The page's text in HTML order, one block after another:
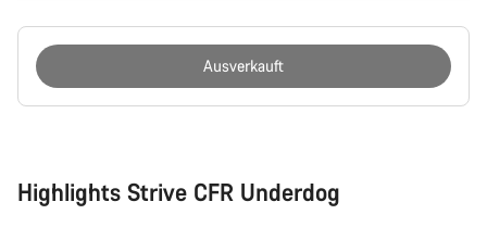
Ausverkauft
Highlights Strive CFR Underdog